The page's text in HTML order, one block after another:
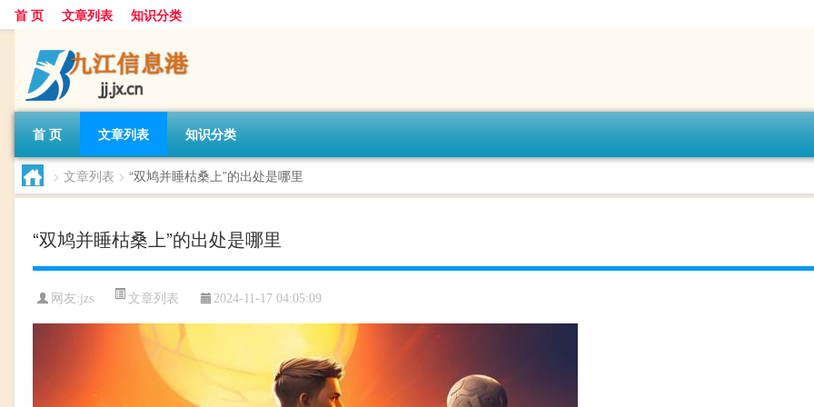
首 页 文章列表 知识分类
首 页 文章列表 知识分类
> 文章列表 > “双鸠并睡枯桑上”的出处是哪里
“双鸠并睡枯桑上”的出处是哪里
网友:jzs 文章列表 2024-11-17 04:05:09